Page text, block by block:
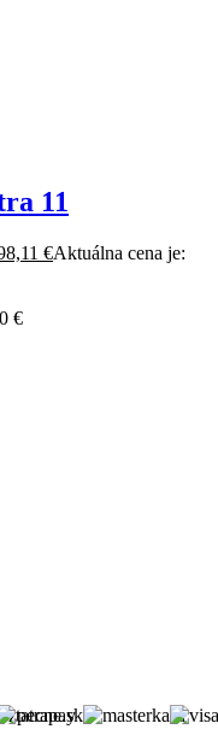
11
€Aktuálna cena je:
€